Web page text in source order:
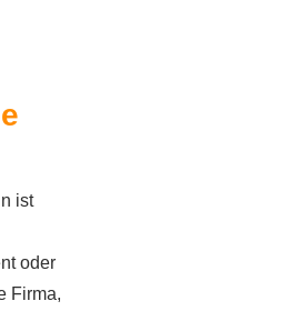
ist
oder
Firma,